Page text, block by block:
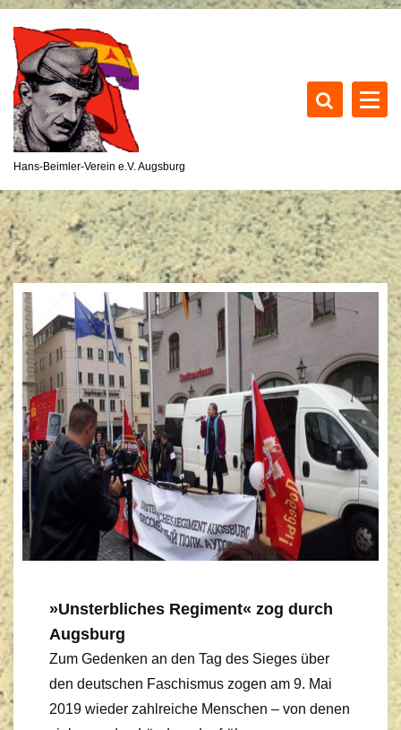
S
t
e
n
Hans-Beimler-Verein e.V. Augsburg
»Unsterbliches Regiment« zog durch
Augsburg
Zum Gedenken an den Tag des Sieges über
den deutschen Faschismus zogen am 9. Mai
2019 wieder zahlreiche Menschen – von denen